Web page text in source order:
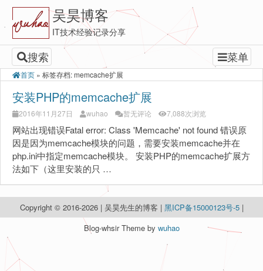
吴昊博客
IT技术经验记录分享
搜索 菜单
首页 » 标签存档: memcache扩展
安装PHP的memcache扩展
2016年11月27日 wuhao 暂无评论 7,088次浏览
网站出现错误Fatal error: Class 'Memcache' not found 错误原
因是因为memcache模块的问题，需要安装memcache并在
php.ini中指定memcache模块。 安装PHP的memcache扩展方
法如下（这里安装的只 …
Copyright © 2016-2026 | 吴昊先生的博客 | 黑ICP备15000123号-5 |
Blog-whsir Theme by wuhao